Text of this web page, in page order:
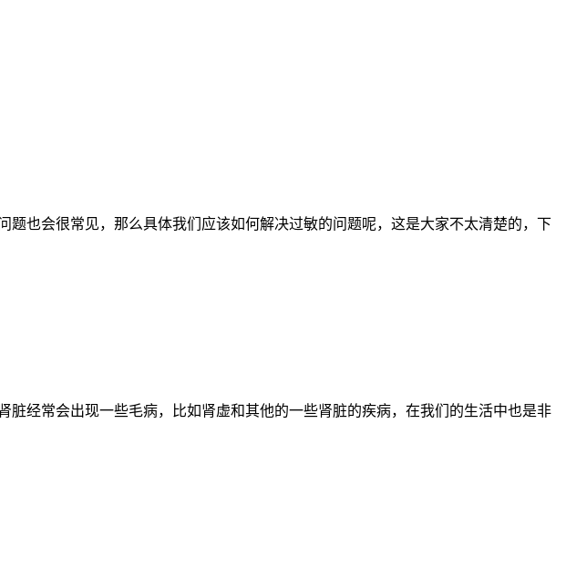
也会很常见，那么具体我们应该如何解决过敏的问题呢，这是大家不太清楚的，下
经常会出现一些毛病，比如肾虚和其他的一些肾脏的疾病，在我们的生活中也是非